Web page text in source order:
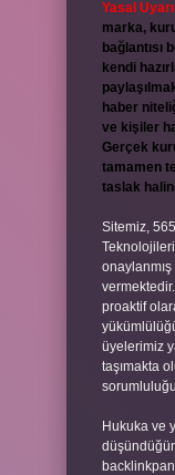
Yasal
marka,
bağlantısı
kendi
haber
ve kişiler
Gerçek
tamamen
taslak
Sitemiz,
proaktif
üyelerimiz
taşımakta
Hukuka ve